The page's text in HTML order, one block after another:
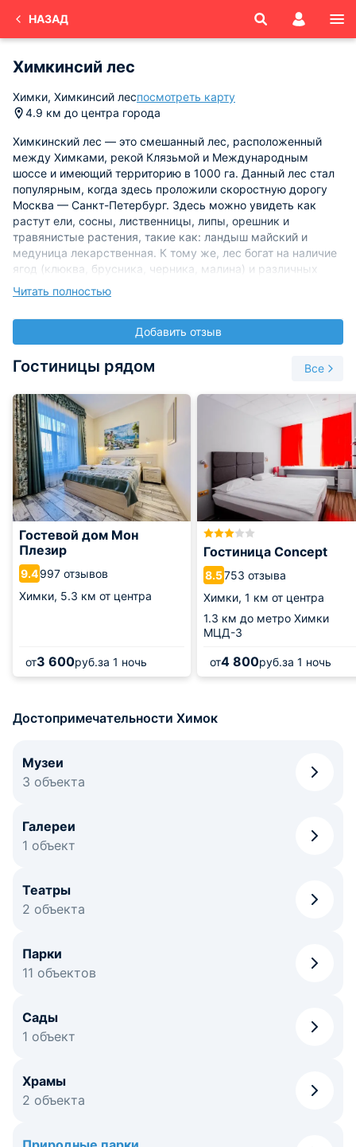
НАЗАД
Химкинсий лес
Химки, Химкинсий леспосмотреть карту
4.9 км до центра города
Химкинский лес — это смешанный лес, расположенный
между Химками, рекой Клязьмой и Международным
шоссе и имеющий территорию в 1000 га. Данный лес стал
популярным, когда здесь проложили скоростную дорогу
Москва — Санкт-Петербург. Здесь можно увидеть как
растут ели, сосны, лиственницы, липы, орешник и
травянистые растения, такие как: ландыш майский и
медуница лекарственная. К тому же, лес богат на наличие
ягод (клюква, брусника, черника, малина) и различных
грибов.
Помимо развитой флоры, здесь имеются и представители
фауны: кабаны, белки, ежи, лоси и лисицы. Лес оказывает
положительное влияние на близлежащие населенные
пункты за счет своего чистого и свежего воздуха.
Читать полностью
Добавить отзыв
Гостиницы рядом Все
Гостевой дом Мон
Плезир
9.4997 отзывов
Химки, 5.3 км от центра
от3 600руб.за 1 ночь
Гостиница Concept
8.5753 отзыва
Химки, 1 км от центра
1.3 км до метро Химки
МЦД-3
от4 800руб.за 1 ночь
Достопримечательности Химок
Музеи
3 объекта
Галереи
1 объект
Театры
2 объекта
Парки
11 объектов
Сады
1 объект
Храмы
2 объекта